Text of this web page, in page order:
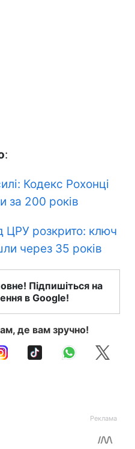
:
Кодекс Рохонці
за 200 років
ЦРУ розкрито: ключ
через 35 років
Підпишіться на
в Google!
де вам зручно!